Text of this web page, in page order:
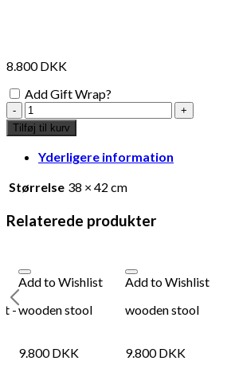
Add to Wishlist
Gift Wrapping
8.800DKK
Add Gift Wrap?
Persisk
håndvævet
puf
antal
Tilføj til kurv
Yderligere information
Størrelse 38 × 42 cm
Relaterede produkter
-
Add to Wishlist
wooden stool
9.800DKK
Add to Wishlist
wooden stool
9.800DKK